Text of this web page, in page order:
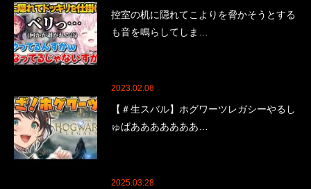
控室の机に隠れてこよりを脅かそうとする
も音を鳴らしてしま…
2023.02.08
【＃生スバル】ホグワーツレガシーやるし
ゅばあああああああ…
2025.03.28